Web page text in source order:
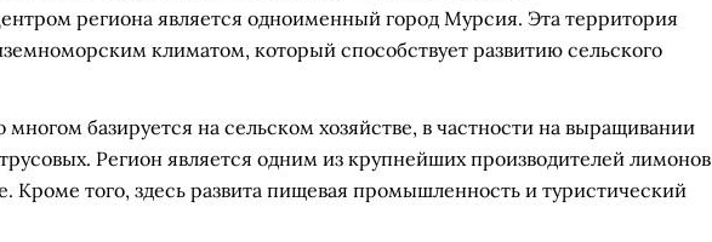
региона является одноименный город Мурсия. Эта территория
климатом, который способствует развитию сельского
базируется на сельском хозяйстве, в частности на выращивании
Регион является одним из крупнейших производителей лимонов
Кроме того, здесь развита пищевая промышленность и туристический